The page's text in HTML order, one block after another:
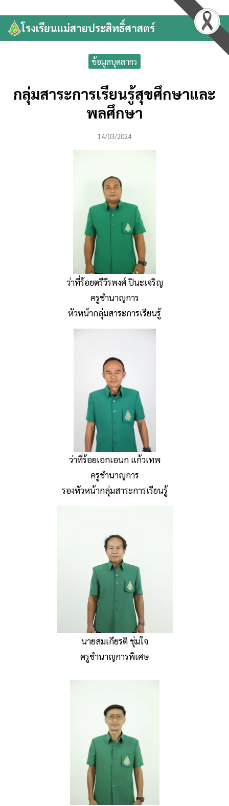
to
contentโรงเรียนแม่สายประสิทธิ์ศาสตร์
Search
for:
ข้อมูลบุคลากร
กลุ่มสาระการเรียนรู้สุขศึกษาและ
พลศึกษา
14/03/2024
ว่าที่ร้อยตรีวีรพงศ์ ปินะเจริญ
ครูชำนาญการ
หัวหน้ากลุ่มสาระการเรียนรู้
ว่าที่ร้อยเอกเอนก แก้วเทพ
ครูชำนาญการ
รองหัวหน้ากลุ่มสาระการเรียนรู้
นายสมเกียรติ ชุ่มใจ
ครูชำนาญการพิเศษ